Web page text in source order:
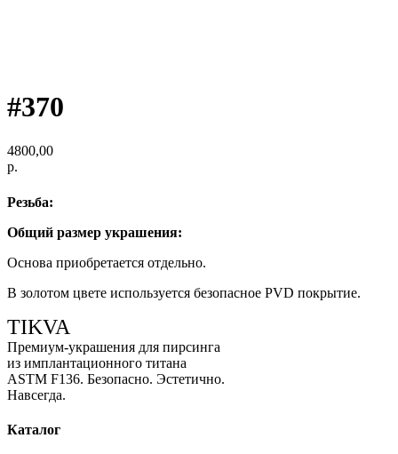
#370
4800,00
р.
Резьба:
Общий размер украшения:
Основа приобретается отдельно.
В золотом цвете используется безопасное PVD покрытие.
TIKVA
Премиум-украшения для пирсинга
из имплантационного титана
ASTM F136. Безопасно. Эстетично.
Навсегда.
Каталог